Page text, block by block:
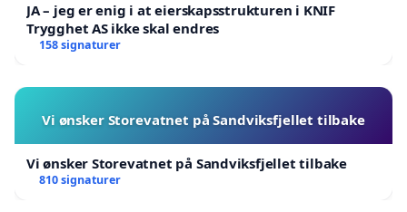
JA – jeg er enig i at eierskapsstrukturen i KNIF
Trygghet AS ikke skal endres
158 signaturer
Vi ønsker Storevatnet på Sandviksfjellet tilbake
Vi ønsker Storevatnet på Sandviksfjellet tilbake
810 signaturer